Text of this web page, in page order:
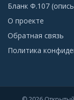
Бланк Ф.107
О проекте
Обратная связь
Политика